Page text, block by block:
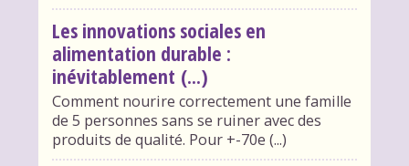
Les innovations sociales en
alimentation durable :
inévitablement (...)
Comment nourire correctement une famille
de 5 personnes sans se ruiner avec des
produits de qualité. Pour +-70e (...)